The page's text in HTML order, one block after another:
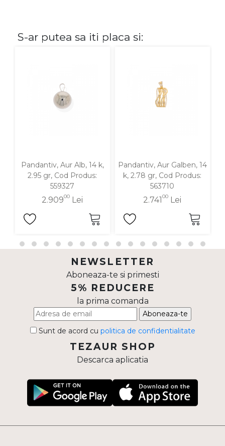
S-ar putea sa iti placa si:
Pandantiv, Aur Alb, 14 k,
2.95 gr, Cod Produs:
559327
2.90900 Lei
Pandantiv, Aur Galben, 14
k, 2.78 gr, Cod Produs:
563710
2.74100 Lei
NEWSLETTER
Aboneaza-te si primesti
5% REDUCERE
la prima comanda
Aboneaza-te
Sunt de acord cu politica de confidentialitate
TEZAUR SHOP
Descarca aplicatia